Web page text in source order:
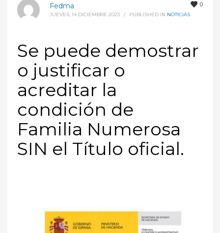
0
Fedma
JUEVES, 14 DICIEMBRE 2023 / PUBLISHED IN NOTICIAS
Se puede demostrar
o justificar o
acreditar la
condición de
Familia Numerosa
SIN el Título oficial.